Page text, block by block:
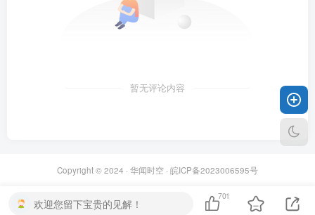
暂无评论内容
Copyright © 2024 · 华闻时空 · 皖ICP备2023006595号
欢迎您留下宝贵的见解！
701